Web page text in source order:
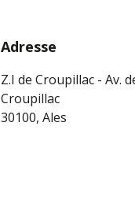
Adresse
Z.I de Croupillac - Av.
Croupillac
30100, Ales